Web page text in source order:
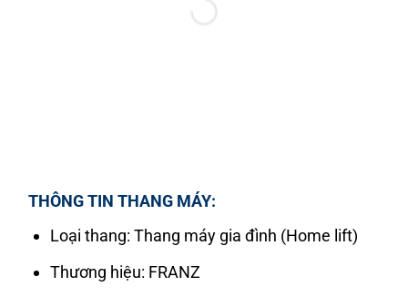
THÔNG TIN THANG MÁY:
Loại thang: Thang máy gia đình (Home lift)
Thương hiệu: FRANZ